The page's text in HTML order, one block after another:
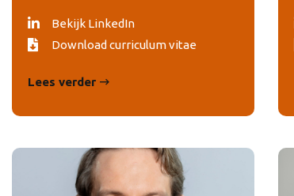
Bekijk LinkedIn
Download curriculum vitae
Lees verder